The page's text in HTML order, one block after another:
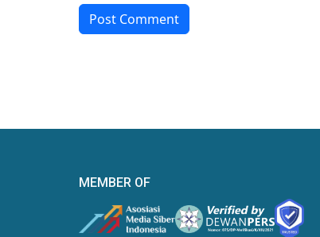
Post Comment
MEMBER OF